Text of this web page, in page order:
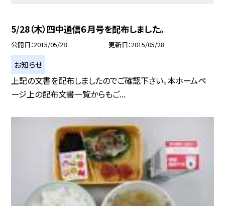
5/28（木）四中通信６月号を配布しました。
公開日 2015/05/28 更新日 2015/05/28
お知らせ
上記の文書を配布しましたのでご確認下さい。本ホームペ
ージ上の配布文書一覧からもご...